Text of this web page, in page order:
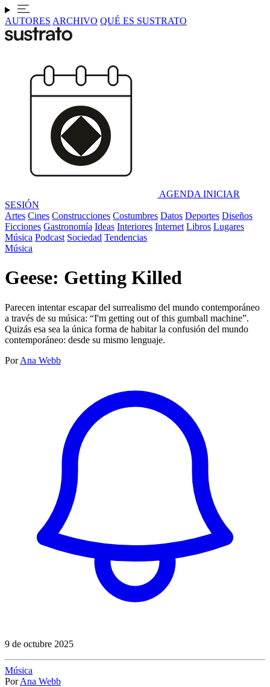
AUTORES ARCHIVO QUÉ ES SUSTRATO
AGENDA INICIAR
SESIÓN
Artes Cines Construcciones Costumbres Datos Deportes Diseños
Ficciones Gastronomía Ideas Interiores Internet Libros Lugares
Música Podcast Sociedad Tendencias
Música
Geese: Getting Killed
Parecen intentar escapar del surrealismo del mundo contemporáneo
a través de su música: “I'm getting out of this gumball machine”.
Quizás esa sea la única forma de habitar la confusión del mundo
contemporáneo: desde su mismo lenguaje.
Por Ana Webb
9 de octubre 2025
Música
Por Ana Webb